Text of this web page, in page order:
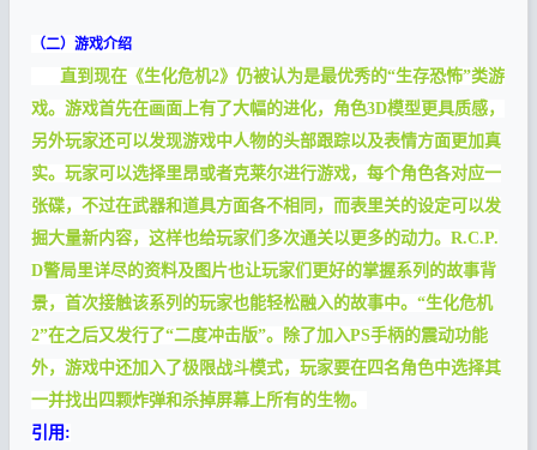
（二）游戏介绍
直到现在《生化危机2》仍被认为是最优秀的“生存恐怖”类游
戏。游戏首先在画面上有了大幅的进化，角色3D模型更具质感，
另外玩家还可以发现游戏中人物的头部跟踪以及表情方面更加真
实。玩家可以选择里昂或者克莱尔进行游戏，每个角色各对应一
张碟，不过在武器和道具方面各不相同，而表里关的设定可以发
掘大量新内容，这样也给玩家们多次通关以更多的动力。R.C.P.
D警局里详尽的资料及图片也让玩家们更好的掌握系列的故事背
景，首次接触该系列的玩家也能轻松融入的故事中。“生化危机
2”在之后又发行了“二度冲击版”。除了加入PS手柄的震动功能
外，游戏中还加入了极限战斗模式，玩家要在四名角色中选择其
一并找出四颗炸弹和杀掉屏幕上所有的生物。
引用: